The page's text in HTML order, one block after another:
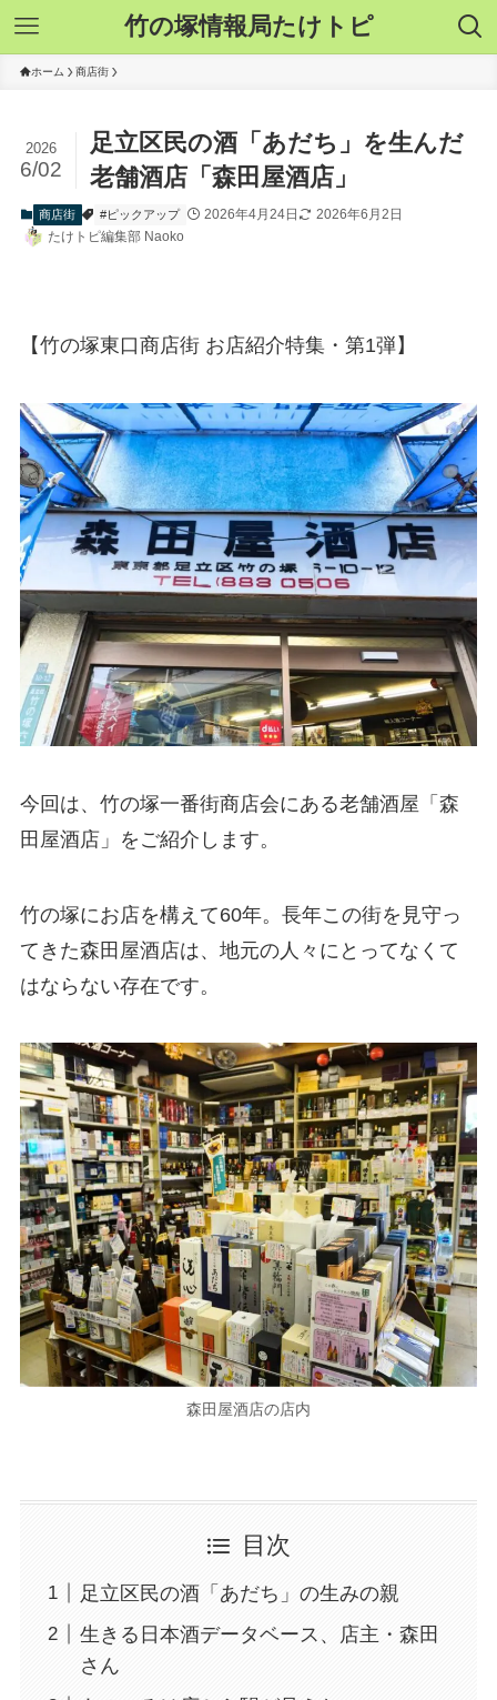
竹の塚情報局たけトピ
ホーム 商店街
足立区民の酒「あだち」を生んだ
老舗酒店「森田屋酒店」
2026
6/02
商店街 #ピックアップ 2026年4月24日
2026年6月2日
たけトピ編集部 Naoko
【竹の塚東口商店街 お店紹介特集・第1弾】
今回は、竹の塚一番街商店会にある老舗酒屋「森
田屋酒店」をご紹介します。
竹の塚にお店を構えて60年。長年この街を見守っ
てきた森田屋酒店は、地元の人々にとってなくて
はならない存在です。
森田屋酒店の店内
目次
足立区民の酒「あだち」の生みの親
生きる日本酒データベース、店主・森田
さん